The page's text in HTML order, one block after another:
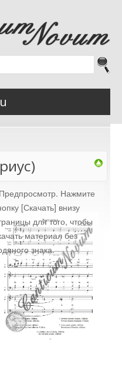
Ноты
Нажмите
[Скачать] внизу
для того, чтобы
материал без
знака.